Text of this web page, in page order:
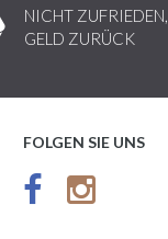
NICHT ZUFRIEDEN,
GELD ZURÜCK
FOLGEN SIE UNS